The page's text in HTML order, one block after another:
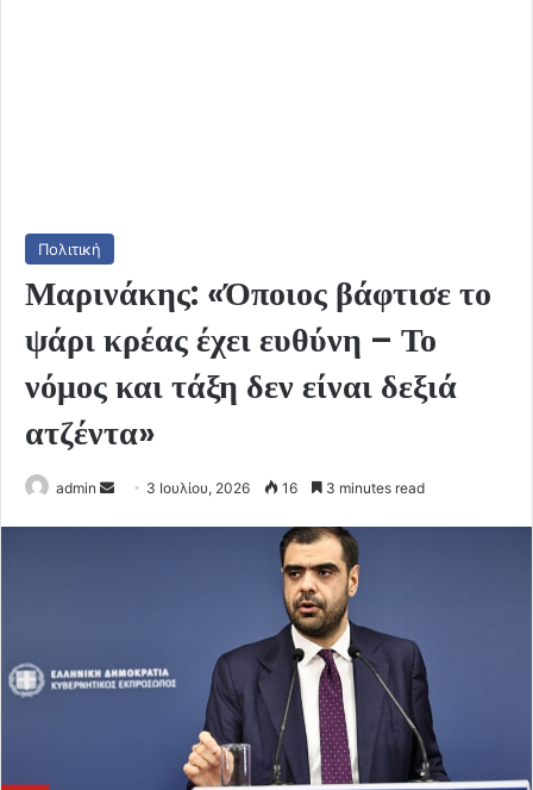
Πολιτική
Μαρινάκης: «Όποιος βάφτισε το
ψάρι κρέας έχει ευθύνη – Το
νόμος και τάξη δεν είναι δεξιά
ατζέντα»
admin
Send 3 Ιουλίου, 2026 16 3 minutes read